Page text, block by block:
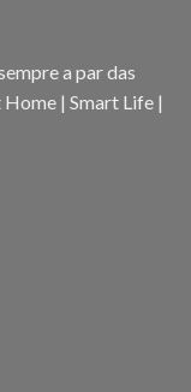
a par das
| Smart Life |